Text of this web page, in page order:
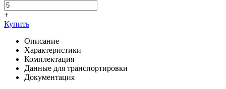
+
Купить
Описание
Характеристики
Комплектация
Данные для транспортировки
Документация